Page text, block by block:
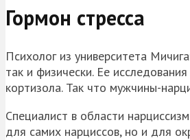
Гормон стресса
Психолог из университета
так и физически. Ее
кортизола. Так что мужчины-
Специалист в области
для самих нарциссов, но и для